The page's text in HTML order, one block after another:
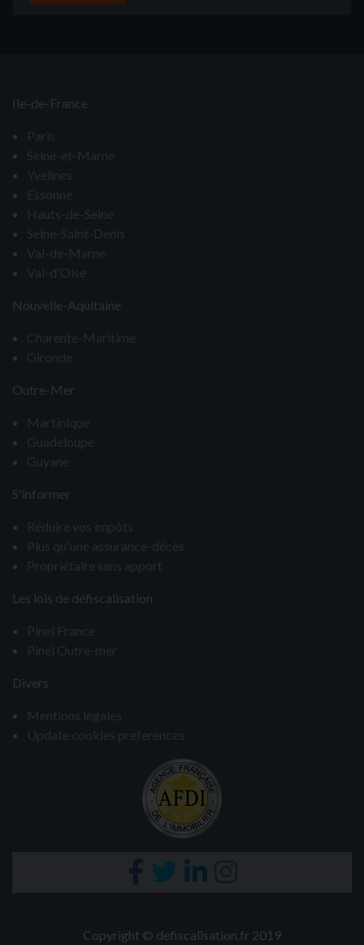
Ile-de-France
Paris
Seine-et-Marne
Yvelines
Essonne
Hauts-de-Seine
Seine-Saint-Denis
Val-de-Marne
Val-d'Oise
Nouvelle-Aquitaine
Charente-Maritime
Gironde
Outre-Mer
Martinique
Guadeloupe
Guyane
S'informer
Réduire vos impôts
Plus qu'une assurance-décès
Propriétaire sans apport
Les lois de défiscalisation
Pinel France
Pinel Outre-mer
Divers
Mentions légales
Update cookies preferences
Copyright © defiscalisation.fr 2019